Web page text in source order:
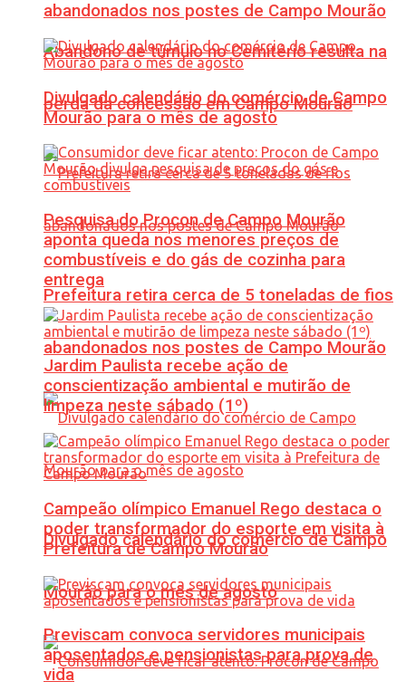
Abandono de túmulo no Cemitério resulta na
perda da concessão em Campo Mourão
Prefeitura retira cerca de 5 toneladas de fios
abandonados nos postes de Campo Mourão
Divulgado calendário do comércio de Campo
Mourão para o mês de agosto
abandonados nos postes de Campo Mourão
Divulgado calendário do comércio de Campo
Mourão para o mês de agosto
Pesquisa do Procon de Campo Mourão
aponta queda nos menores preços de
combustíveis e do gás de cozinha para
entrega
Jardim Paulista recebe ação de
conscientização ambiental e mutirão de
limpeza neste sábado (1º)
Campeão olímpico Emanuel Rego destaca o
poder transformador do esporte em visita à
Prefeitura de Campo Mourão
Previscam convoca servidores municipais
aposentados e pensionistas para prova de
vida